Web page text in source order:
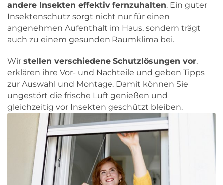
andere Insekten effektiv fernzuhalten. Ein guter
Insektenschutz sorgt nicht nur für einen
angenehmen Aufenthalt im Haus, sondern trägt
auch zu einem gesunden Raumklima bei.
Wir stellen verschiedene Schutzlösungen vor,
erklären ihre Vor- und Nachteile und geben Tipps
zur Auswahl und Montage. Damit können Sie
ungestört die frische Luft genießen und
gleichzeitig vor Insekten geschützt bleiben.